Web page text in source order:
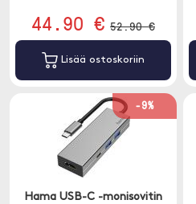
44.90 € 52.90 €
Lisää ostoskoriin
-9%
Hama USB-C -monisovitin